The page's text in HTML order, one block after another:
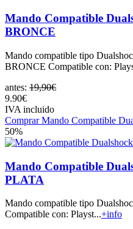
Mando Compatible
BRONCE
Mando compatible tipo
BRONCE Compatible con:
antes: 19,90€
9.90€
IVA incluido
Comprar Mando Compatible
50%
Mando Compatible
PLATA
Mando compatible tipo
Compatible con: Playst...+info